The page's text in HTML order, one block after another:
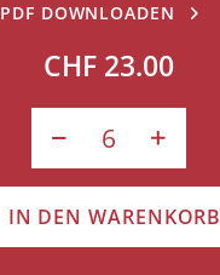
PDF DOWNLOADEN
CHF 23.00
IN DEN WARENKORB